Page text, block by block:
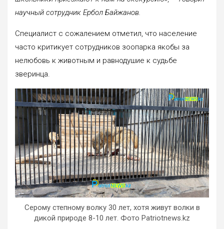
научный сотрудник Ербол Байжанов.
Специалист с сожалением отметил, что население
часто критикует сотрудников зоопарка якобы за
нелюбовь к животным и равнодушие к судьбе
зверинца.
Серому степному волку 30 лет, хотя живут волки в
дикой природе 8-10 лет. Фото Patriotnews.kz